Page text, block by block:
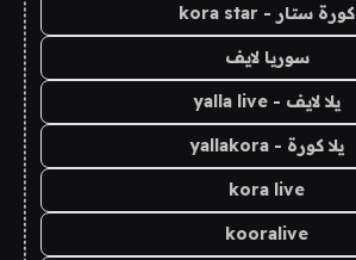
كورة ستار - kora star
سوريا لايف
يلا لايف - yalla live
يلا كورة - yallakora
kora live
kooralive